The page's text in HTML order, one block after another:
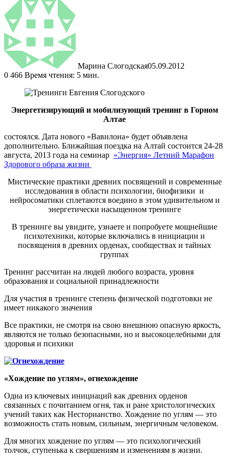
Марина Слогодская05.09.2012
0 466 Время чтения: 5 мин.
Энергетизирующий и мобилизующий тренинг в Горном
Алтае
состоялся. Дата нового «Вавилона» будет объявлена
дополнительно. Ближайшая поездка на Алтай состоится 24-28
августа, 2013 года на семинар «Энергия» Летний Марафон
Здорового образа жизни
Мистические практики древних посвящений и современные
исследования в области психологии, биофизики и
нейросоматики сплетаются воедино в этом удивительном и
энергетически насыщенном тренинге
В тренинге вы увидите, узнаете и попробуете мощнейшие
психотехники, которые включались в инициации и
посвящения в древних орденах, сообществах и тайных
группах
Тренинг рассчитан на людей любого возраста, уровня
образования и социальной принадлежности
Для участия в тренинге степень физической подготовки не
имеет никакого значения
Все практики, не смотря на свою внешнюю опасную яркость,
являются не только безопасными, но и высокоцелебными для
здоровья и психики
«Хождение по углям», огнехождение
Одна из ключевых инициаций как древних орденов
связанных с почитанием огня, так и ране христологических
учений таких как Несторианство. Хождение по углям — это
возможность стать новым, сильным, энергичным человеком.
Для многих хождение по углям — это психологический
толчок, ступенька к свершениям и изменениям в жизни.